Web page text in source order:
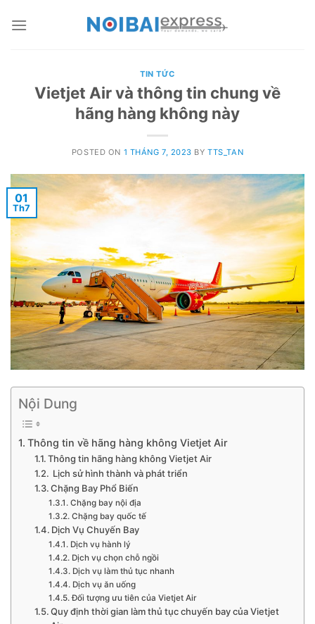
TIN TỨC
Vietjet Air và thông tin chung về
hãng hàng không này
POSTED ON 1 THÁNG 7, 2023 BYTTS_TAN
01
Th7
Nội Dung
Thông tin về hãng hàng không Vietjet Air
Thông tin hãng hàng không Vietjet Air
Lịch sử hình thành và phát triển
Chặng Bay Phổ Biến
Chặng bay nội địa
Chặng bay quốc tế
Dịch Vụ Chuyến Bay
Dịch vụ hành lý
Dịch vụ chọn chỗ ngồi
Dịch vụ làm thủ tục nhanh
Dịch vụ ăn uống
Đối tượng ưu tiên của Vietjet Air
Quy định thời gian làm thủ tục chuyến bay của Vietjet